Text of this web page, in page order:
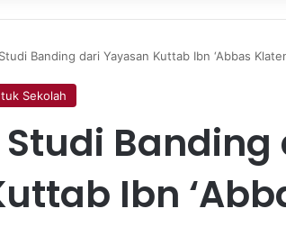
Banding dari Yayasan Kuttab Ibn ‘Abbas
Sekolah
Banding
Ibn